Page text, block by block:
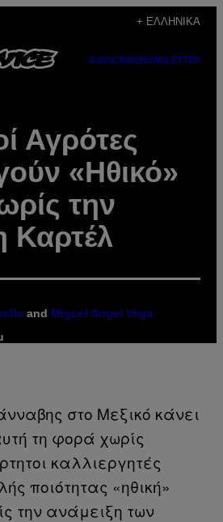
+ ΕΛΛΗΝΙΚΆ
SUBSCRIBENEWSLETTER
Αγρότες
«Ηθικό»
την
Καρτέλ
and Miguel Angel Vega
στο Μεξικό κάνει
τη φορά χωρίς
καλλιεργητές
ποιότητας «ηθική»
την ανάμειξη των